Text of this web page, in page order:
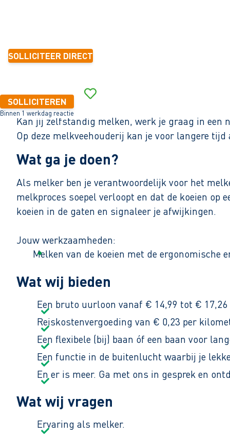
SOLLICITEER DIRECT
SOLLICITEREN
Binnen 1 werkdag reactie
Kan jij zelfstandig melken, werk je graag in een
Op deze melkveehouderij kan je voor langere
Wat ga je doen?
Als melker ben je verantwoordelijk voor het
melkproces soepel verloopt en dat de koeien op
koeien in de gaten en signaleer je afwijkingen.
Jouw werkzaamheden:
Melken van de koeien met de ergonomische
Schoonmaken van de stal na het melken,
Het gaat om vier middag melkbeurten per
zelfstandig, maar er is altijd iemand in de
Wat wij bieden
Een bruto uurloon vanaf € 14,99 tot €
Reiskostenvergoeding van € 0,23 per
Een flexibele (bij) baan óf een baan voor
Een functie in de buitenlucht waarbij je
En er is meer. Ga met ons in gesprek en
Wat wij vragen
Ervaring als melker.